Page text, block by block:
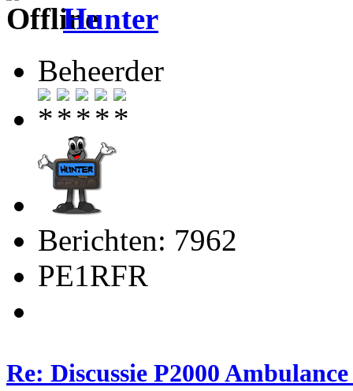
Hunter
Beheerder
Berichten: 7962
PE1RFR
Re: Discussie P2000